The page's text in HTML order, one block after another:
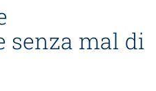
senza mal di